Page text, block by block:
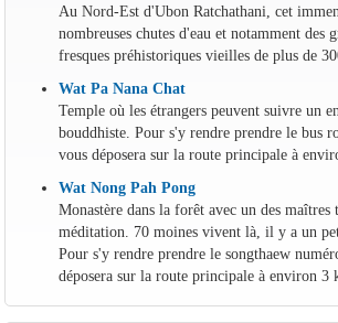
Au Nord-Est d'Ubon Ratchathani, cet
nombreuses chutes d'eau et notamment des
fresques préhistoriques vieilles de plus de
Wat Pa Nana Chat
Temple où les étrangers peuvent suivre un
bouddhiste. Pour s'y rendre prendre le bus
vous déposera sur la route principale à
Wat Nong Pah Pong
Monastère dans la forêt avec un des maîtres
méditation. 70 moines vivent là, il y a un
Pour s'y rendre prendre le songthaew
déposera sur la route principale à environ 3